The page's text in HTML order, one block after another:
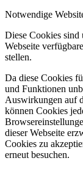
Notwendige
Diese Cookies sind
Webseite
stellen.
Da diese Cookies
und Funktionen
Auswirkungen auf
können Cookies
dieser Webseite
Cookies zu
erneut besuchen.